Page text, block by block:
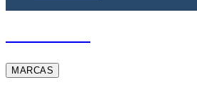
MARCAS